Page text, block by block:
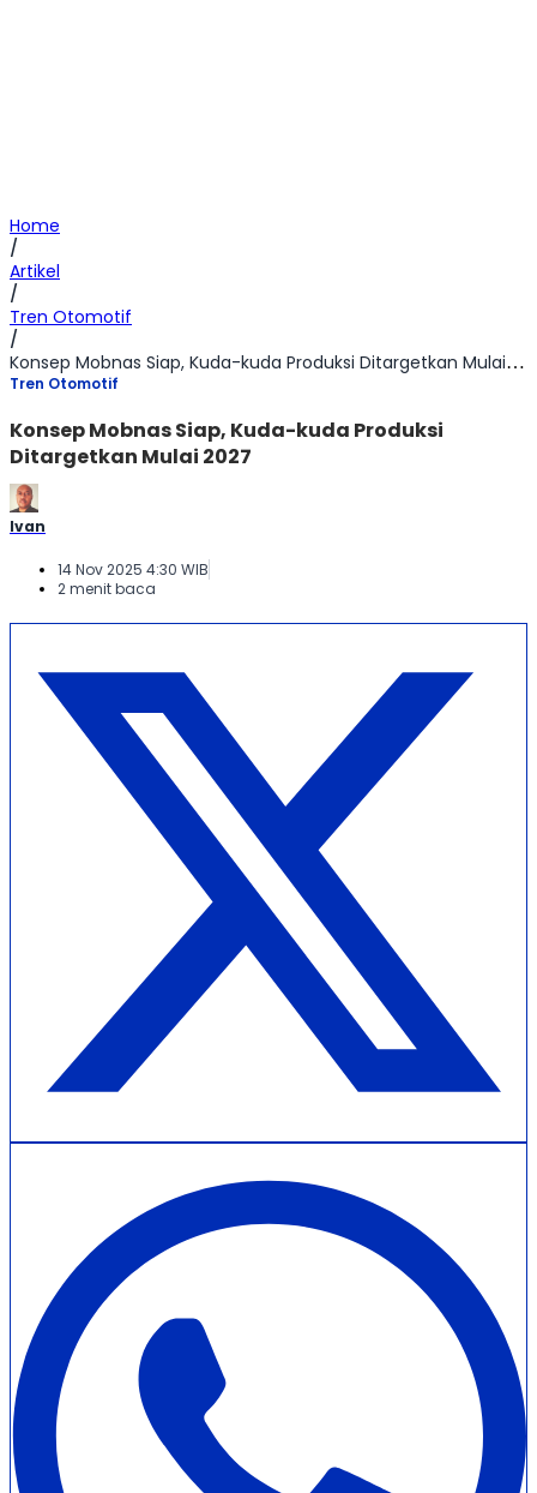
Home
/
Artikel
/
Tren Otomotif
/
Konsep Mobnas Siap, Kuda-kuda Produksi Ditargetkan Mulai 2027
Tren Otomotif
Konsep Mobnas Siap, Kuda-kuda Produksi
Ditargetkan Mulai 2027
Ivan
14 Nov 2025 4:30 WIB
2 menit baca